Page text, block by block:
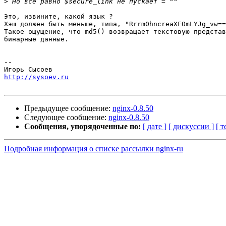
Это, извините, какой язык ?
Хэш должен быть меньше, типа,
Такое ощущение, что md5() возвращает текстовую
бинарные данные.
--
http://sysoev.ru
Предыдущее сообщение: nginx-0.8.50
Следующее сообщение: nginx-0.8.50
Сообщения, упорядоченные по: [ дате ] [ дискуссии ] [
Подробная информация о списке рассылки nginx-ru